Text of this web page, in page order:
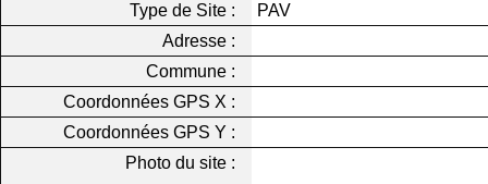
Type de Site :
PAV
Adresse :
Commune :
Coordonnées GPS X :
Coordonnées GPS Y :
Photo du site :